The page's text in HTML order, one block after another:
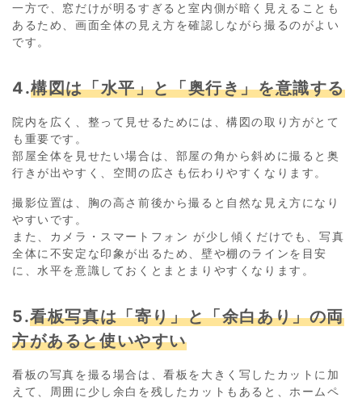
一方で、窓だけが明るすぎると室内側が暗く見えることも
あるため、画面全体の見え方を確認しながら撮るのがよい
です。
4.構図は「水平」と「奥行き」を意識する
院内を広く、整って見せるためには、構図の取り方がとて
も重要です。
部屋全体を見せたい場合は、部屋の角から斜めに撮ると奥
行きが出やすく、空間の広さも伝わりやすくなります。
撮影位置は、胸の高さ前後から撮ると自然な見え方になり
やすいです。
また、カメラ・スマートフォン が少し傾くだけでも、写真
全体に不安定な印象が出るため、壁や棚のラインを目安
に、水平を意識しておくとまとまりやすくなります。
5.看板写真は「寄り」と「余白あり」の両
方があると使いやすい
看板の写真を撮る場合は、看板を大きく写したカットに加
えて、周囲に少し余白を残したカットもあると、ホームペ